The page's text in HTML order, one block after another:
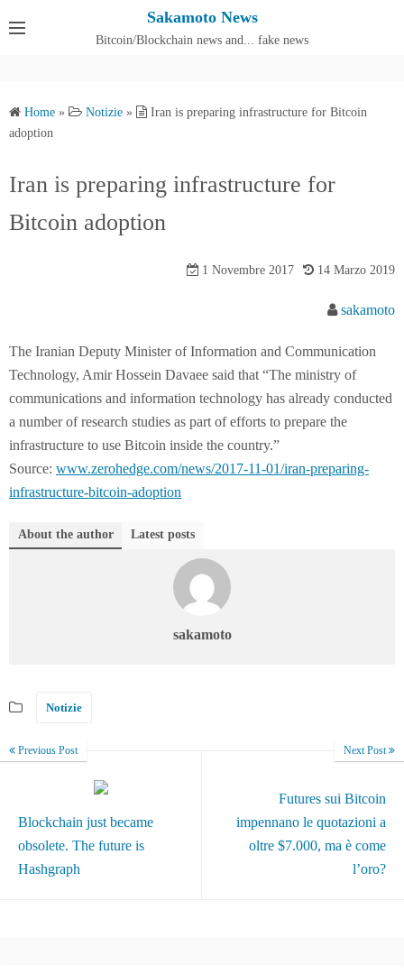
Sakamoto News
Bitcoin/Blockchain news and... fake news
Home » Notizie »
Iran is preparing infrastructure for Bitcoin
adoption
Iran is preparing infrastructure for
Bitcoin adoption
1 Novembre 2017 14 Marzo 2019
sakamoto
The Iranian Deputy Minister of Information and Communication
Technology, Amir Hossein Davaee said that “The ministry of
communications and information technology has already conducted
a number of research studies as part of efforts to prepare the
infrastructure to use Bitcoin inside the country.”
Source: www.zerohedge.com/news/2017-11-01/iran-preparing-
infrastructure-bitcoin-adoption
About the author Latest posts
sakamoto
Notizie
Previous Post
Blockchain just became
obsolete. The future is
Hashgraph
Next Post
Futures sui Bitcoin
impennano le quotazioni a
oltre $7.000, ma è come
l’oro?